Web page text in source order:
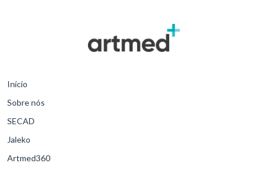
Início
Sobre nós
SECAD
Jaleko
Artmed360